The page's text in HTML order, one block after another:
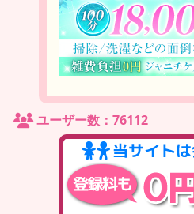
ユーザー数：76112